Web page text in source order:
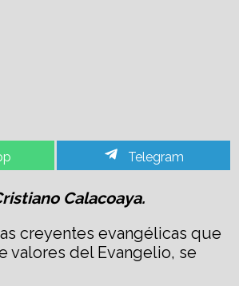
Share
on
Telegram
Calacoaya.
creyentes evangélicas que
valores del Evangelio, se